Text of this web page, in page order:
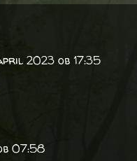
2023 ob 17:35
07:58